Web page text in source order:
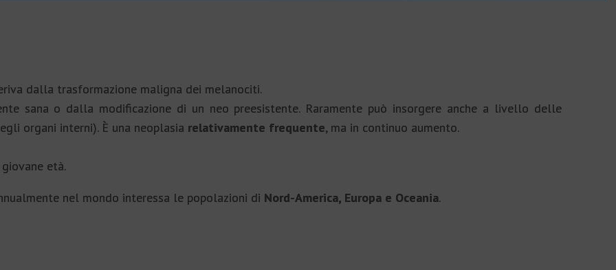
dalla trasformazione maligna dei melanociti.
sana o dalla modificazione di un neo preesistente. Raramente può insorgere anche a livello delle
organi interni). È una neoplasia relativamente frequente, ma in continuo aumento.
età.
nel mondo interessa le popolazioni di Nord-America, Europa e Oceania.